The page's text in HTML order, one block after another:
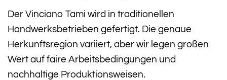
Der Vinciano Tami wird in traditionellen
Handwerksbetrieben gefertigt. Die genaue
Herkunftsregion variiert, aber wir legen großen
Wert auf faire Arbeitsbedingungen und
nachhaltige Produktionsweisen.